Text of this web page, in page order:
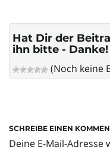
Hat Dir der
ihn bitte - Danke!
(Noch keine
SCHREIBE EINEN
Deine E-Mail-